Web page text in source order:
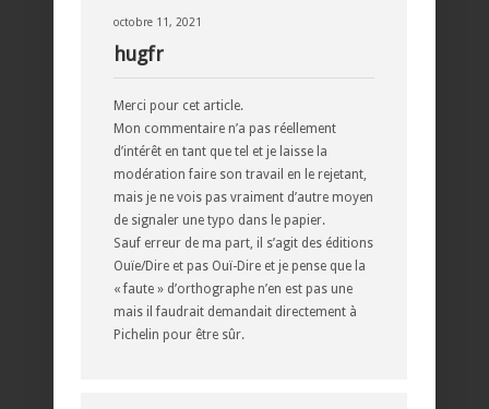
octobre 11, 2021
hugfr
Merci pour cet article.
Mon commentaire n’a pas réellement
d’intérêt en tant que tel et je laisse la
modération faire son travail en le rejetant,
mais je ne vois pas vraiment d’autre moyen
de signaler une typo dans le papier.
Sauf erreur de ma part, il s’agit des éditions
Ouïe/Dire et pas Ouï-Dire et je pense que la
« faute » d’orthographe n’en est pas une
mais il faudrait demandait directement à
Pichelin pour être sûr.